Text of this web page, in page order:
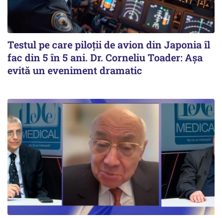
Testul pe care piloții de avion din Japonia îl
fac din 5 în 5 ani. Dr. Corneliu Toader: Așa
evită un eveniment dramatic